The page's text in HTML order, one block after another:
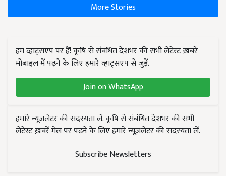
More Stories
हम व्हाट्सएप पर हैं! कृषि से संबंधित देशभर की सभी लेटेस्ट ख़बरें
मोबाइल में पढ़ने के लिए हमारे व्हाट्सएप से जुड़ें.
Join on WhatsApp
हमारे न्यूज़लेटर की सदस्यता लें. कृषि से संबंधित देशभर की सभी
लेटेस्ट ख़बरें मेल पर पढ़ने के लिए हमारे न्यूज़लेटर की सदस्यता लें.
Subscribe Newsletters